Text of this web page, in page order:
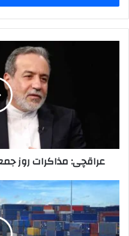
وارد
کنید
شود
عراقچی: مذاکرات روز
فرصت
طلایی
برای